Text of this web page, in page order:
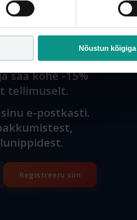
Nõustun kõigiga
saa kohe -15%
tellimuselt.
e-postkasti.
Registreeru siin